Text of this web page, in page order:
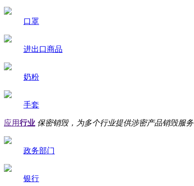
口罩
进出口商品
奶粉
手套
应用行业 保密销毁，为多个行业提供涉密产品销毁服务
政务部门
银行